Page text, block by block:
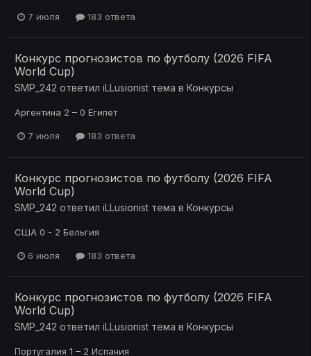
7 июля 183 ответа
Конкурс прогнозистов по футболу (2026 FIFA
World Cup)
SMP_242 ответил iLLusionist тема в Конкурсы
Аргентина 2 – 0 Египет
7 июля 183 ответа
Конкурс прогнозистов по футболу (2026 FIFA
World Cup)
SMP_242 ответил iLLusionist тема в Конкурсы
США 0 - 2 Бельгия
6 июля 183 ответа
Конкурс прогнозистов по футболу (2026 FIFA
World Cup)
SMP_242 ответил iLLusionist тема в Конкурсы
Португалия 1 – 2 Испания